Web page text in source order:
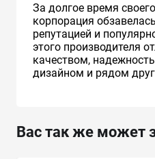
За долгое время
корпорация
репутацией и
этого производителя
качеством,
дизайном и рядом
Вас так же может